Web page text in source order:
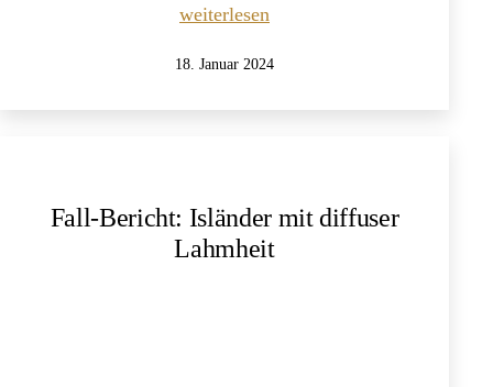
Was
eigentlich
der
AOE
und
weiterlesen
Veröffentlicht
18. Januar 2024
Fall-Bericht: Isländer mit diffuser
Lahmheit